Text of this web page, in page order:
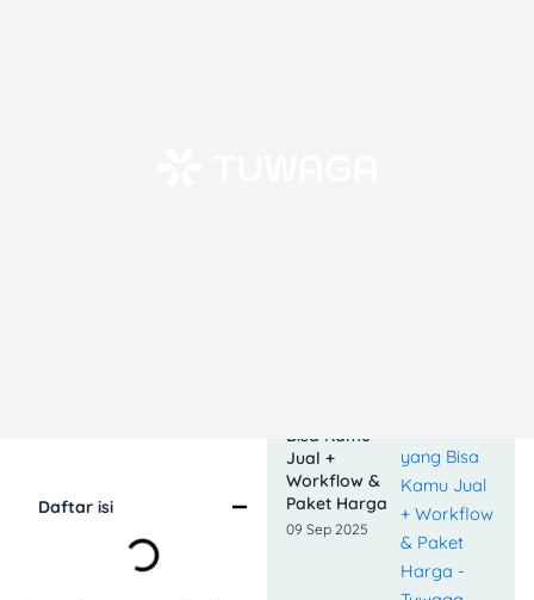
Daftar isi
Bisa Kamu
Jual +
Workflow &
Paket Harga
09 Sep 2025